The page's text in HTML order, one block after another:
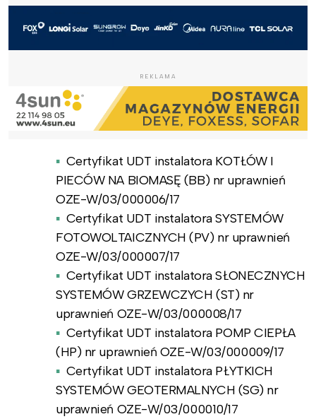
REKLAMA
Certyfikat UDT instalatora KOTŁÓW I
PIECÓW NA BIOMASĘ (BB) nr uprawnień
OZE-W/03/000006/17
Certyfikat UDT instalatora SYSTEMÓW
FOTOWOLTAICZNYCH (PV) nr uprawnień
OZE-W/03/000007/17
Certyfikat UDT instalatora SŁONECZNYCH
SYSTEMÓW GRZEWCZYCH (ST) nr
uprawnień OZE-W/03/000008/17
Certyfikat UDT instalatora POMP CIEPŁA
(HP) nr uprawnień OZE-W/03/000009/17
Certyfikat UDT instalatora PŁYTKICH
SYSTEMÓW GEOTERMALNYCH (SG) nr
uprawnień OZE-W/03/000010/17